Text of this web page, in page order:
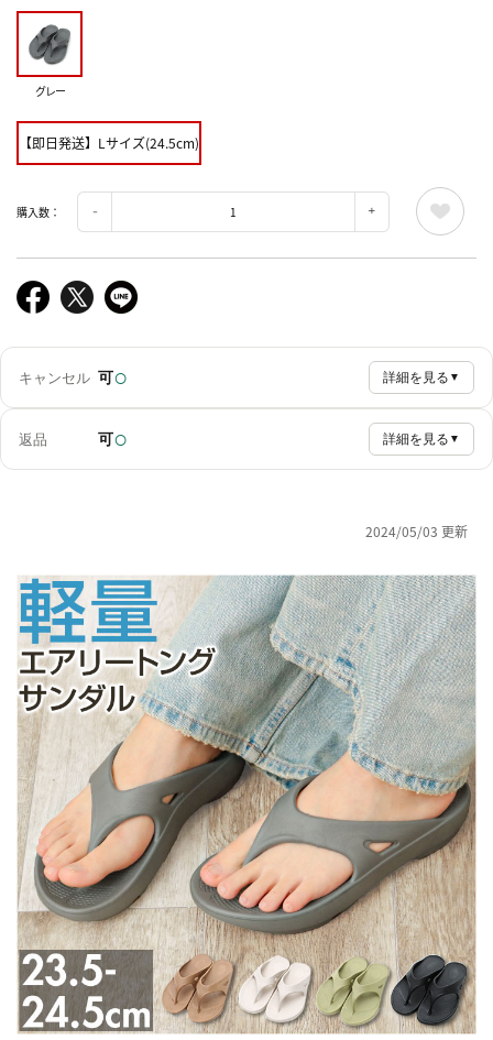
グレー
【即日発送】Lサイズ(24.5cm)
購入数：
キャンセル 可○ 詳細を見る ▼
返品 可○ 詳細を見る ▼
2024/05/03 更新